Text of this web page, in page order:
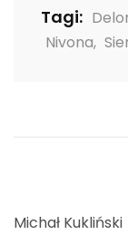
Tagi:
Nivona,
Michał Kukliński